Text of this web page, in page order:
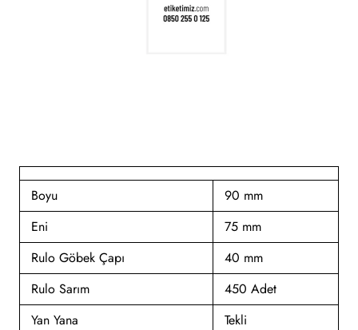
Boyu
90 mm
Eni
75 mm
Rulo Göbek Çapı
40 mm
Rulo Sarım
450 Adet
Yan Yana
Tekli